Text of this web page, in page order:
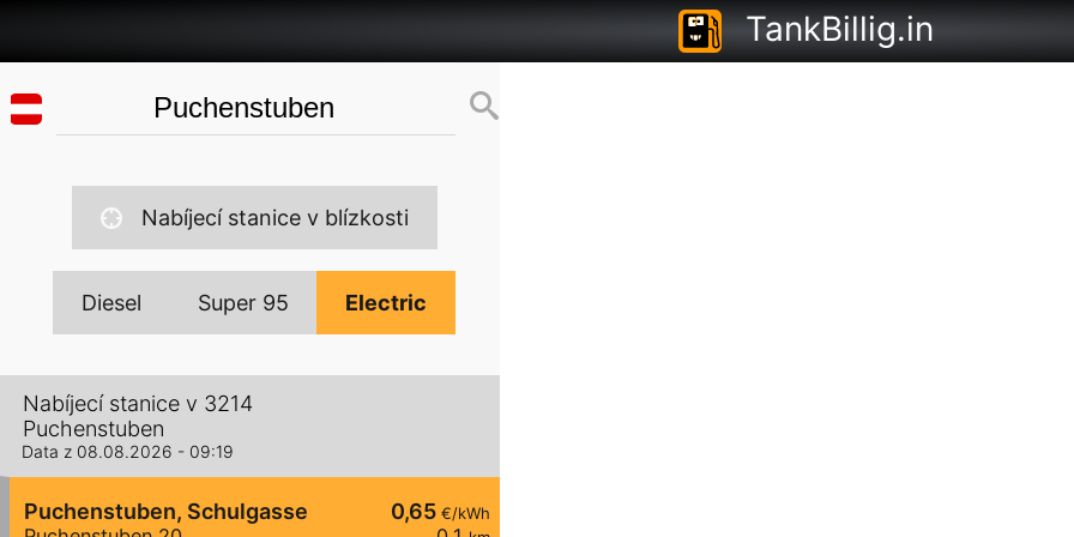
TankBillig.in
Nabíjecí stanice v blízkosti
Diesel Super 95 Electric
Nabíjecí stanice v 3214
Puchenstuben
Data z 08.08.2026 - 09:19
0,65€/kWh
Puchenstuben, Schulgasse